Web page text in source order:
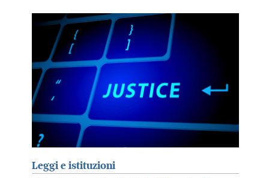
Leggi e istituzioni